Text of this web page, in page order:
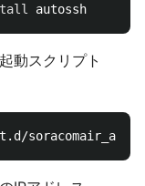
動スクリプト